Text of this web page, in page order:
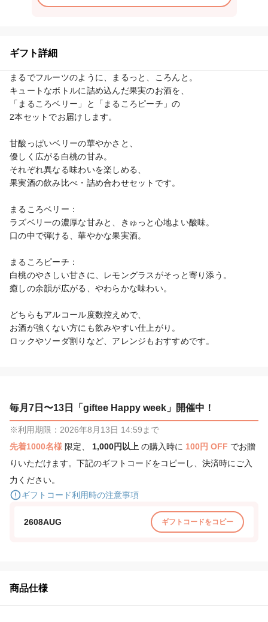
ギフト詳細
まるでフルーツのように、まるっと、ころんと。
キュートなボトルに詰め込んだ果実のお酒を、
「まるころベリー」と「まるころピーチ」の
2本セットでお届けします。
甘酸っぱいベリーの華やかさと、
優しく広がる白桃の甘み。
それぞれ異なる味わいを楽しめる、
果実酒の飲み比べ・詰め合わせセットです。
まるころベリー：
ラズベリーの濃厚な甘みと、きゅっと心地よい酸味。
口の中で弾ける、華やかな果実酒。
まるころピーチ：
白桃のやさしい甘さに、レモングラスがそっと寄り添う。
癒しの余韻が広がる、やわらかな味わい。
どちらもアルコール度数控えめで、
お酒が強くない方にも飲みやすい仕上がり。
ロックやソーダ割りなど、アレンジもおすすめです。
毎月7日〜13日「giftee Happy week」開催中！
※利用期限：2026年8月13日 14:59まで
先着1000名様 限定、 1,000円以上 の購入時に 100円 OFF でお贈
りいただけます。下記のギフトコードをコピーし、決済時にご入
力ください。
ギフトコード利用時の注意事項
2608AUG ギフトコードをコピー
商品仕様